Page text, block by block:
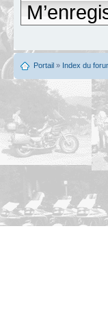
Portail » Index du